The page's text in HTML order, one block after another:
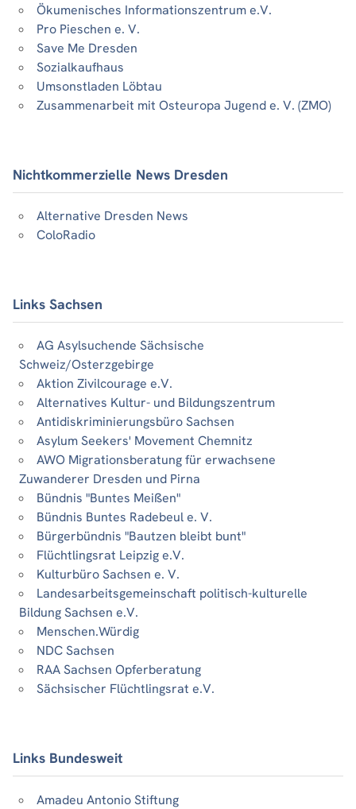
Ökumenisches Informationszentrum e.V.
Pro Pieschen e. V.
Save Me Dresden
Sozialkaufhaus
Umsonstladen Löbtau
Zusammenarbeit mit Osteuropa Jugend e. V. (ZMO)
Nichtkommerzielle News Dresden
Alternative Dresden News
ColoRadio
Links Sachsen
AG Asylsuchende Sächsische
Schweiz/Osterzgebirge
Aktion Zivilcourage e.V.
Alternatives Kultur- und Bildungszentrum
Antidiskriminierungsbüro Sachsen
Asylum Seekers' Movement Chemnitz
AWO Migrationsberatung für erwachsene
Zuwanderer Dresden und Pirna
Bündnis "Buntes Meißen"
Bündnis Buntes Radebeul e. V.
Bürgerbündnis "Bautzen bleibt bunt"
Flüchtlingsrat Leipzig e.V.
Kulturbüro Sachsen e. V.
Landesarbeitsgemeinschaft politisch-kulturelle
Bildung Sachsen e.V.
Menschen.Würdig
NDC Sachsen
RAA Sachsen Opferberatung
Sächsischer Flüchtlingsrat e.V.
Links Bundesweit
Amadeu Antonio Stiftung